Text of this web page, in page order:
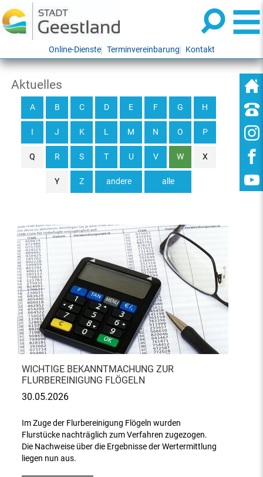
Online-Dienste Terminvereinbarung Kontakt
Aktuelles
alle
A B C D E F G H
I J K L M N O P
Q R S T U V W X
Y Z andere
WICHTIGE BEKANNTMACHUNG ZUR
FLURBEREINIGUNG FLÖGELN
30.05.2026
Im Zuge der Flurbereinigung Flögeln wurden
Flurstücke nachträglich zum Verfahren zugezogen.
Die Nachweise über die Ergebnisse der Wertermittlung
liegen nun aus.